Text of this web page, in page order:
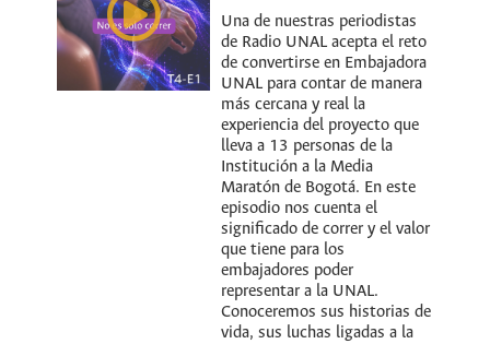
Una de nuestras periodistas
de Radio UNAL acepta el reto
de convertirse en Embajadora
UNAL para contar de manera
más cercana y real la
experiencia del proyecto que
lleva a 13 personas de la
Institución a la Media
Maratón de Bogotá. En este
episodio nos cuenta el
significado de correr y el valor
que tiene para los
embajadores poder
representar a la UNAL.
Conoceremos sus historias de
vida, sus luchas ligadas a la